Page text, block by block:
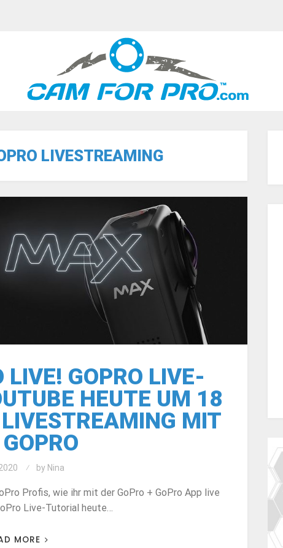
LIVESTREAMING
GOPRO LIVE-
HEUTE UM 18
MIT
by Nina
Profis, wie ihr mit der GoPro + GoPro App live
Live-Tutorial heute…
MORE